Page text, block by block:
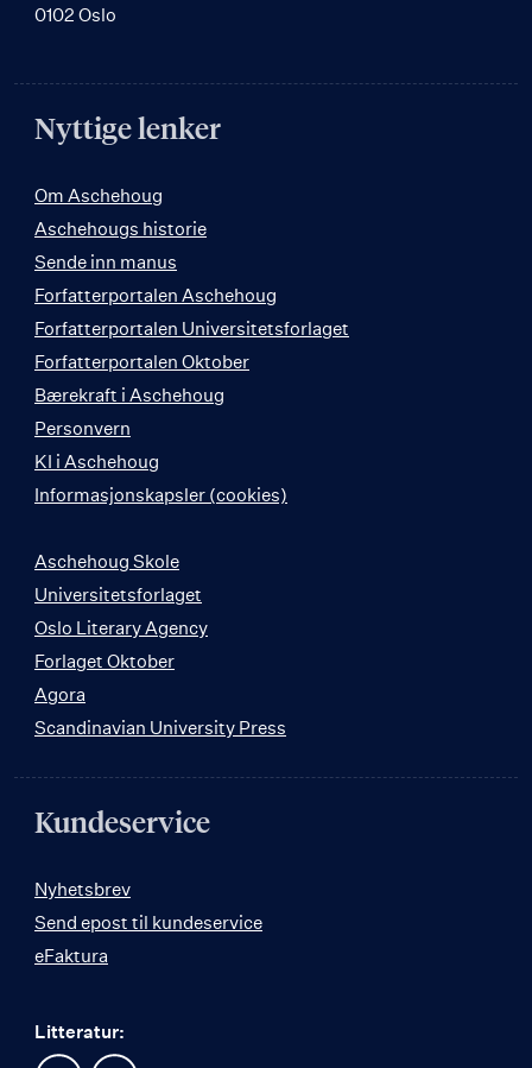
0102 Oslo
Nyttige lenker
Om Aschehoug
Aschehougs historie
Sende inn manus
Forfatterportalen Aschehoug
Forfatterportalen Universitetsforlaget
Forfatterportalen Oktober
Bærekraft i Aschehoug
Personvern
KI i Aschehoug
Informasjonskapsler (cookies)
Aschehoug Skole
Universitetsforlaget
Oslo Literary Agency
Forlaget Oktober
Agora
Scandinavian University Press
Kundeservice
Nyhetsbrev
Send epost til kundeservice
eFaktura
Litteratur: